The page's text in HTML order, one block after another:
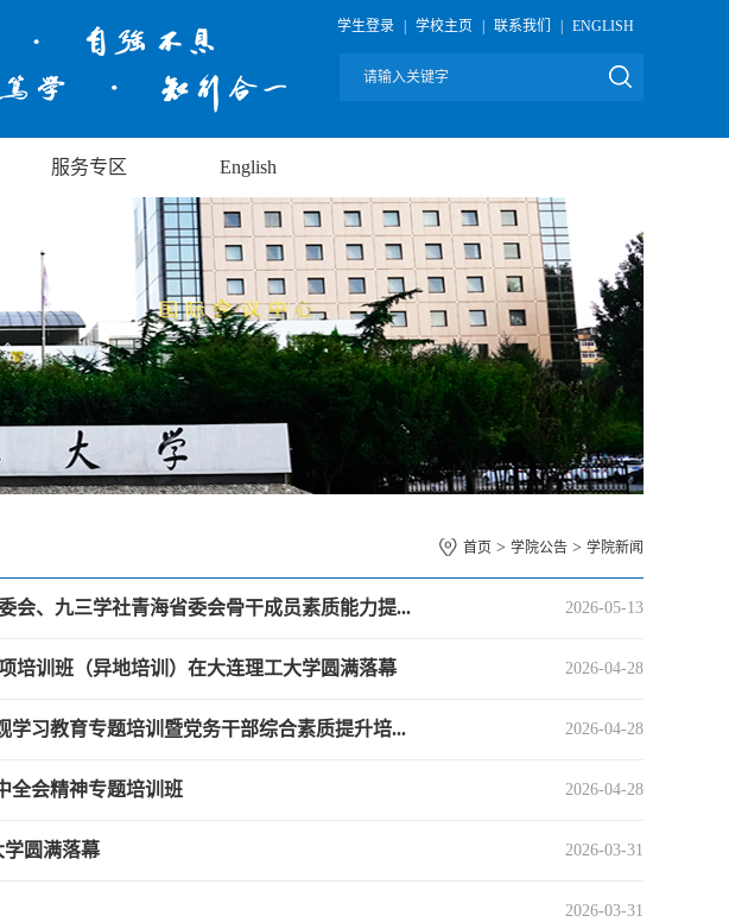
学生登录 学校主页 联系我们 ENGLISH
服务专区 English
首页 > 学院公告 > 学院新闻
2026-05-13
、九三学社青海省委会骨干成员素质能力提...
2026-04-28
培训班（异地培训）在大连理工大学圆满落幕
2026-04-28
习教育专题培训暨党务干部综合素质提升培...
2026-04-28
全会精神专题培训班
2026-03-31
圆满落幕
2026-03-31